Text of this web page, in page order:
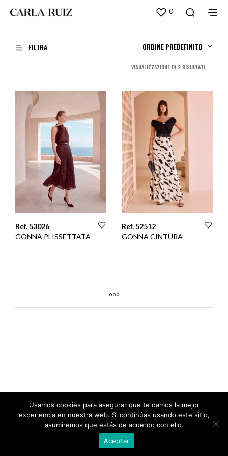
0
FILTRA ORDINE PREDEFINITO
VISUALIZZAZIONE DI 2 RISULTATIORDINA
BASE
Ref. 53026
GONNA PLISSETTATA
Ref. 52512
GONNA CINTURA
Usamos cookies para asegurar que te damos la mejor
experiencia en nuestra web. Si continúas usando este sitio,
asumiremos que estás de acuerdo con ello.
Aceptar